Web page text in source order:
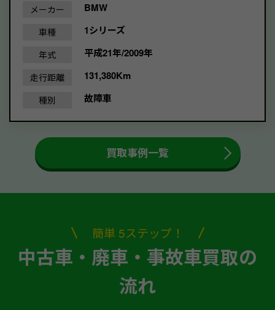
メーカー BMW
車種 1シリーズ
年式 平成21年/2009年
走行距離 131,380Km
種別 故障車
買取事例一覧
簡単 5ステップ！
中古車・廃車・事故車買取の
流れ